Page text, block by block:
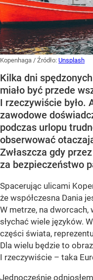
Kopenhaga / Źródło: Unsplash
Kilka dni
miało być przede
I rzeczywiście było.
zawodowe
podczas urlopu
obserwować
Zwłaszcza gdy
za bezpieczeństwo
Spacerując ulicami
że współczesna Dania
W metrze, na
słychać wiele języków.
części świata,
Dla wielu będzie to
I rzeczywiście – taka
Jednocześnie